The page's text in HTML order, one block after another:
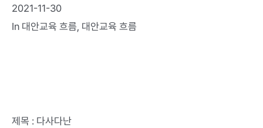
2021-11-30
In 대안교육 흐름, 대안교육 흐름
제목 : 다사다난